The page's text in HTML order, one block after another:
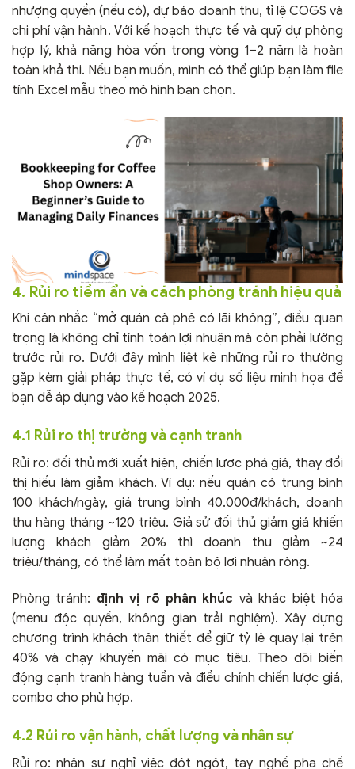
nhượng quyền (nếu có), dự báo doanh thu, tỉ lệ COGS và
chi phí vận hành. Với kế hoạch thực tế và quỹ dự phòng
hợp lý, khả năng hòa vốn trong vòng 1–2 năm là hoàn
toàn khả thi. Nếu bạn muốn, mình có thể giúp bạn làm file
tính Excel mẫu theo mô hình bạn chọn.
4. Rủi ro tiềm ẩn và cách phòng tránh hiệu quả
Khi cân nhắc “mở quán cà phê có lãi không”, điều quan
trọng là không chỉ tính toán lợi nhuận mà còn phải lường
trước rủi ro. Dưới đây mình liệt kê những rủi ro thường
gặp kèm giải pháp thực tế, có ví dụ số liệu minh họa để
bạn dễ áp dụng vào kế hoạch 2025.
4.1 Rủi ro thị trường và cạnh tranh
Rủi ro: đối thủ mới xuất hiện, chiến lược phá giá, thay đổi
thị hiếu làm giảm khách. Ví dụ: nếu quán có trung bình
100 khách/ngày, giá trung bình 40.000đ/khách, doanh
thu hàng tháng ~120 triệu. Giả sử đối thủ giảm giá khiến
lượng khách giảm 20% thì doanh thu giảm ~24
triệu/tháng, có thể làm mất toàn bộ lợi nhuận ròng.
Phòng tránh: định vị rõ phân khúc và khác biệt hóa
(menu độc quyền, không gian trải nghiệm). Xây dựng
chương trình khách thân thiết để giữ tỷ lệ quay lại trên
40% và chạy khuyến mãi có mục tiêu. Theo dõi biến
động cạnh tranh hàng tuần và điều chỉnh chiến lược giá,
combo cho phù hợp.
4.2 Rủi ro vận hành, chất lượng và nhân sự
Rủi ro: nhân sự nghỉ việc đột ngột, tay nghề pha chế